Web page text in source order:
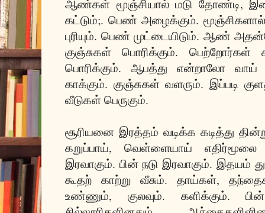
ஆண்கள் மூஞ்சியால் மடு தோண்டி,
கட்டும்;. பெண் அழைக்கும்.
புரியும். பெண் முட்டையிடும். ஆண்
குஞ்சுகள் பொரிக்கும். பெற்றோர்கள்
பொரிக்கும். ஆபத்து என்றாலோ வாய்
காக்கும். குஞ்சுகள் வளரும். இப்படி
வீடுகள் பெருகும்.
சூரியனை இரத்தம் வடிக்க கடித்து
கறுப்பாய், வெள்ளையாய்
இரவாகும். பின் நடு இரவாகும். இதயம்
கூதற் காற்று வீசும். தாய்கள்,
உண்ணும், குலவும். களிக்கும்.